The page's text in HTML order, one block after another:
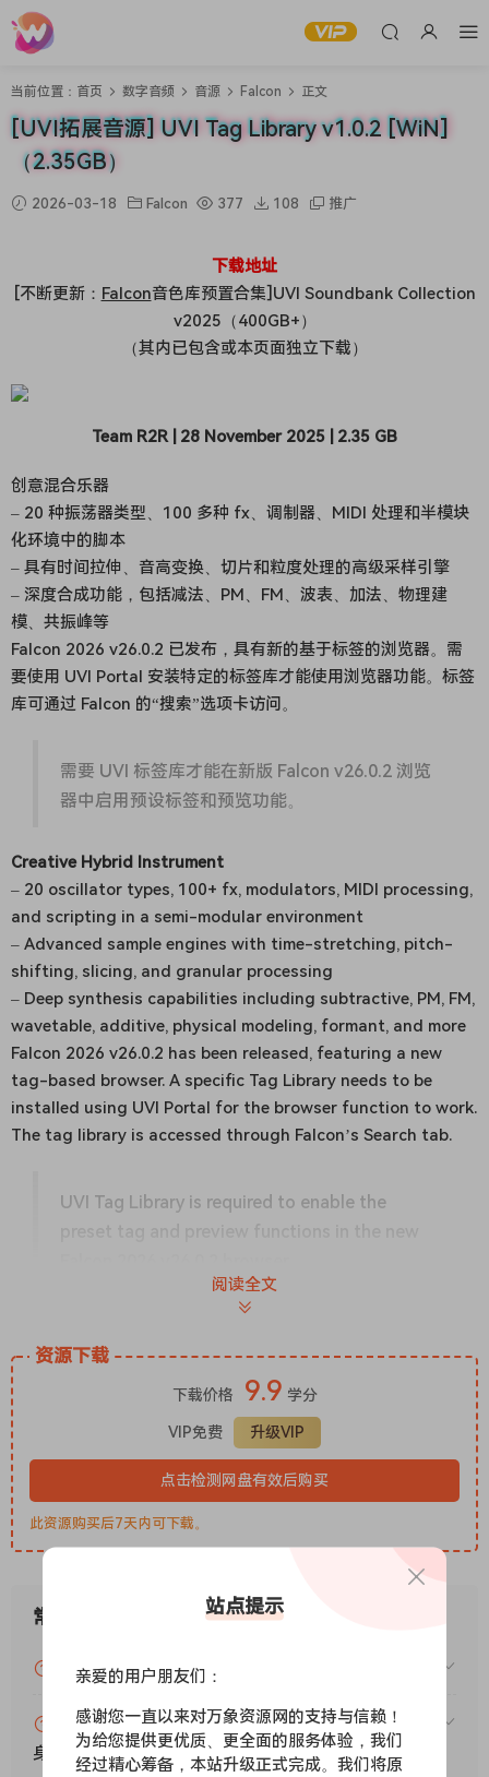
当前位置： 首页 数字音频 音源 Falcon 正文
[UVI拓展音源] UVI Tag Library v1.0.2 [WiN]
（2.35GB）
2026-03-18 Falcon 377 108 推广
下载地址
[不断更新： Falcon音色库预置合集]UVI Soundbank Collection
v2025（400GB+）
（其内已包含或本页面独立下载）
Team R2R | 28 November 2025 | 2.35 GB
创意混合乐器
– 20 种振荡器类型、100 多种 fx、调制器、MIDI 处理和半模块
化环境中的脚本
– 具有时间拉伸、音高变换、切片和粒度处理的高级采样引擎
– 深度合成功能，包括减法、PM、FM、波表、加法、物理建
模、共振峰等
Falcon 2026 v26.0.2 已发布，具有新的基于标签的浏览器。需
要使用 UVI Portal 安装特定的标签库才能使用浏览器功能。标签
库可通过 Falcon 的“搜索”选项卡访问。
需要 UVI 标签库才能在新版 Falcon v26.0.2 浏览
器中启用预设标签和预览功能。
Creative Hybrid Instrument
– 20 oscillator types, 100+ fx, modulators, MIDI processing,
and scripting in a semi-modular environment
– Advanced sample engines with time-stretching, pitch-
shifting, slicing, and granular processing
– Deep synthesis capabilities including subtractive, PM, FM,
wavetable, additive, physical modeling, formant, and more
Falcon 2026 v26.0.2 has been released, featuring a new
tag-based browser. A specific Tag Library needs to be
installed using UVI Portal for the browser function to work.
The tag library is accessed through Falcon’s Search tab.
UVI Tag Library is required to enable the
阅读全文
资源下载
下载价格 9.9 学分
VIP免费 升级VIP
点击检测网盘有效后购买
此资源购买后7天内可下载。
常见问题
VIP资源或免费资源能否做为商业用途？
赞助包月VIP（或包年VIP）后能升级包年（或终
身VIP）吗？
站点提示
亲爱的用户朋友们：
感谢您一直以来对万象资源网的支持与信赖！
为给您提供更优质、更全面的服务体验，我们
经过精心筹备，本站升级正式完成。我们将原